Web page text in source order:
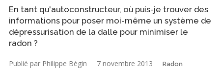
En tant qu'autoconstructeur, où puis-je trouver des
informations pour poser moi-même un système de
dépressurisation de la dalle pour minimiser le
radon ?
Publié par Philippe Bégin 7 novembre 2013 Radon